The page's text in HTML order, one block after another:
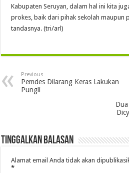
Kabupaten Seruyan, dalam hal ini kita
prokes, baik dari pihak sekolah maupun
tandasnya. (tri/arl)
Previous
Pemdes Dilarang Keras Lakukan
Pungli
Tinggalkan Balasan
Alamat email Anda tidak akan
*